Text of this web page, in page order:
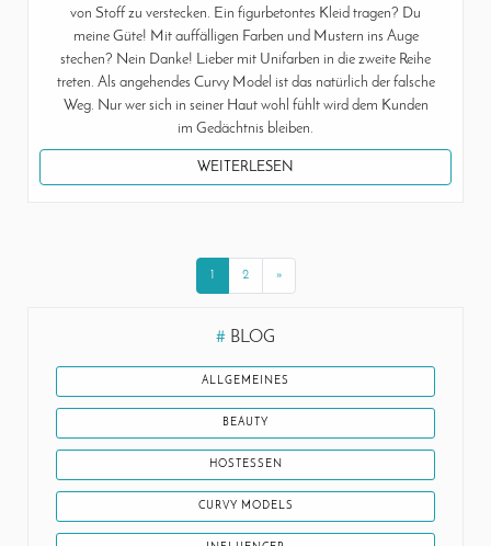
von Stoff zu verstecken. Ein figurbetontes Kleid tragen? Du
meine Güte! Mit auffälligen Farben und Mustern ins Auge
stechen? Nein Danke! Lieber mit Unifarben in die zweite Reihe
treten. Als angehendes Curvy Model ist das natürlich der falsche
Weg. Nur wer sich in seiner Haut wohl fühlt wird dem Kunden
im Gedächtnis bleiben.
WEITERLESEN
1 2 »
# BLOG
ALLGEMEINES
BEAUTY
HOSTESSEN
CURVY MODELS